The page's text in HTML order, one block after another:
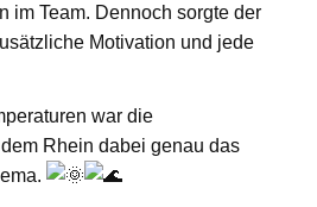
im Team. Dennoch sorgte der
Motivation und jede
war die
Rhein dabei genau das